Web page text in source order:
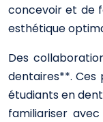
concevoir et de
esthétique
Des
dentaires**.
étudiants en
familiariser